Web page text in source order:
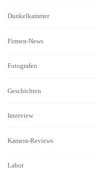
Dunkelkammer
Firmen-News
Fotografen
Geschichten
Interview
Kamera-Reviews
Labor